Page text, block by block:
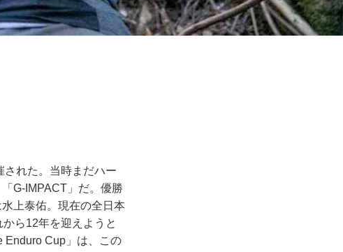
れた。当時まだハー
G-IMPACT」だ。優勝
上泰佑。現在の全日本
ら12年を迎えようと
Enduro Cup」は、この